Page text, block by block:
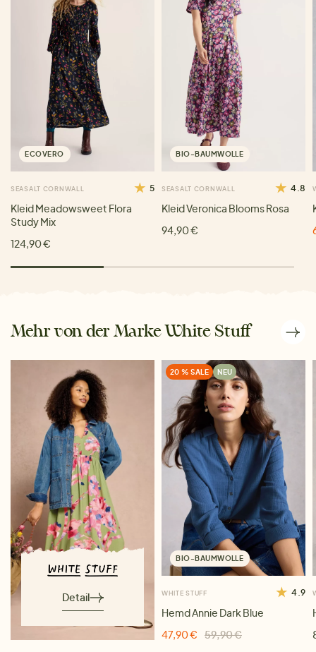
ECOVERO
SEASALT CORNWALL 5
Kleid Meadowsweet Flora
Study Mix
124,90 €
BIO-BAUMWOLLE
SEASALT CORNWALL 4.8
Kleid Veronica Blooms Rosa
94,90 €
Mehr von der Marke White Stuff
Detail
20 % SALE NEU
BIO-BAUMWOLLE
WHITE STUFF 4.9
Hemd Annie Dark Blue
47,90 €
59,90 €